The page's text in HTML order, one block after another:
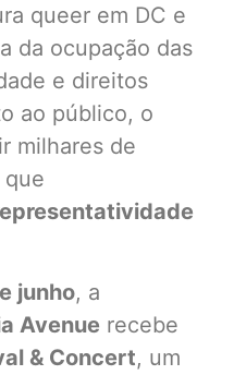
queer em DC e
da ocupação das
e direitos
ao público, o
milhares de
que
junho, a
Avenue recebe
& Concert, um